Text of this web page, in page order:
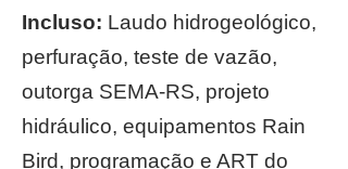
Incluso: Laudo hidrogeológico,
perfuração, teste de vazão,
outorga SEMA-RS, projeto
hidráulico, equipamentos Rain
Bird, programação e ART do